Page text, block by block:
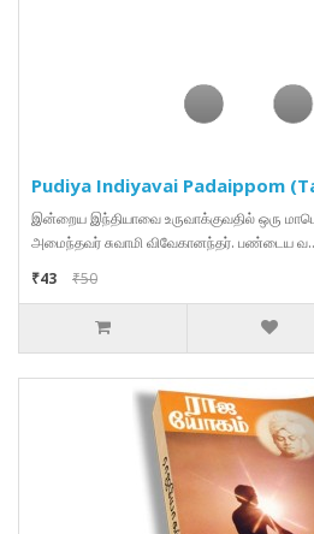
Pudiya Indiyavai Padaippom
இன்றைய இந்தியாவை உருவாக்குவதில் ஒரு
அமைந்தவர் சுவாமி விவேகானந்தர். பண்டைய வ..
₹43
₹50